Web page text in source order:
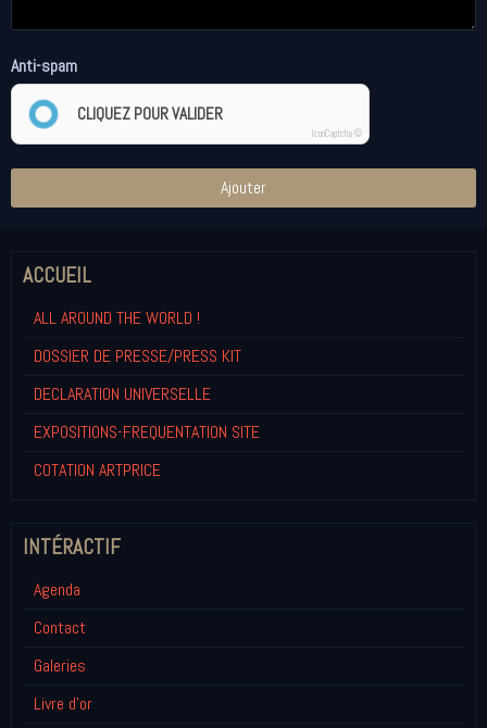
Anti-spam
CLIQUEZ POUR VALIDER
IconCaptcha ©
Ajouter
ACCUEIL
ALL AROUND THE WORLD !
DOSSIER DE PRESSE/PRESS KIT
DECLARATION UNIVERSELLE
EXPOSITIONS-FREQUENTATION SITE
COTATION ARTPRICE
INTÉRACTIF
Agenda
Contact
Galeries
Livre d'or